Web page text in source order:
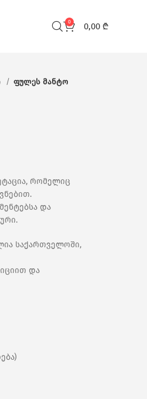
0 0,00 ₾
ფულეს მანტო
რომელიც
და
საქართველოში,
და